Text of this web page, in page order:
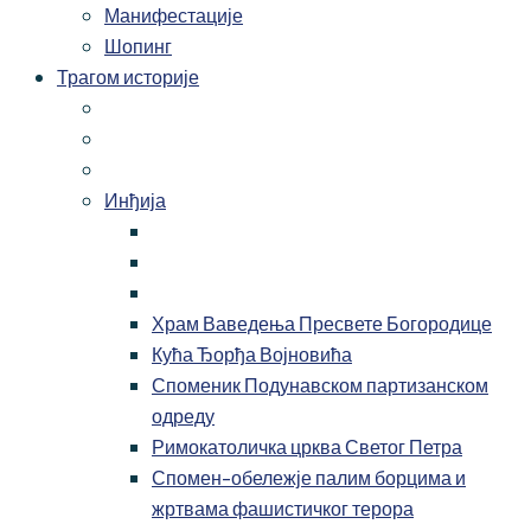
Манифестације
Шопинг
Трагом историје
Инђија
Храм Ваведења Пресвете Богородице
Кућа Ђорђа Војновића
Споменик Подунавском партизанском
одреду
Римокатоличка црква Светог Петра
Спомен-обележје палим борцима и
жртвама фашистичког терора